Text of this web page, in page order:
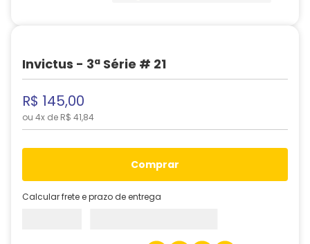
Invictus - 3ª Série # 21
R$ 145,00
ou 4x de R$ 41,84
comprar
Calcular frete e prazo de entrega